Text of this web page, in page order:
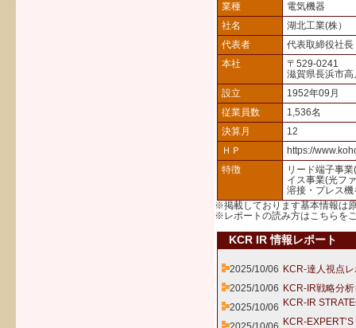
業種
電気機器
社名
湖北工業(株）
代表者
代表取締役社
本社
〒529-0241
滋賀県長浜市
設立
1952年09月
従業員数
1,536名
決算月
12
ＨＰ
https://
特徴
リード端子事
イス事業(光フ
溶接・プレス
※掲載しております基本情報は
※レポートの読み方はこちら を
KCR IR 情報レポート
2025/10/06 KCR-達人視点
2025/10/06 KCR-IR戦略分
2025/10/06 KCR-IR
KCR-